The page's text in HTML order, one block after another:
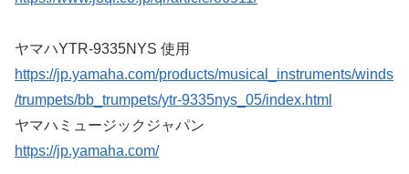
ヤマハYTR-9335NYS 使用
https://jp.yamaha.com/products/musical_instruments/winds
/trumpets/bb_trumpets/ytr-9335nys_05/index.html
ヤマハミュージックジャパン
https://jp.yamaha.com/